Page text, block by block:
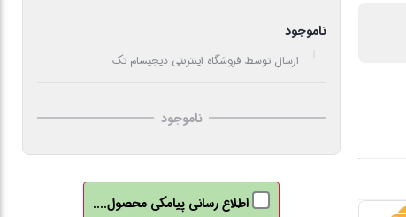
ناموجود
ارسال توسط فروشگاه اینترنتی دیجیسام تِک
ناموجود
اطلاع رسانی پیامکی محصول....